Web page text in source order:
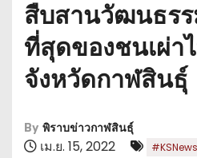
สืบสานวัฒนธร
ที่สุดของชนเผ่า
จังหวัดกาฬสินธุ์
By พิราบข่าวกาฬสินธุ์
เม.ย. 15, 2022 #KSNews